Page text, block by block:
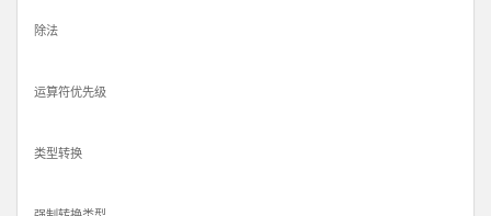
除法
运算符优先级
类型转换